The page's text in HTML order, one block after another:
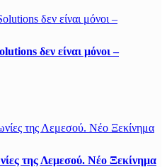
δεν είναι μόνοι –
της Λεμεσού. Νέο Ξεκίνημα